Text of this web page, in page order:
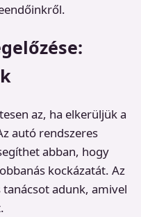
az, ha elkerüljük a
autó rendszeres
abban, hogy
kockázatát. Az
adunk, amivel